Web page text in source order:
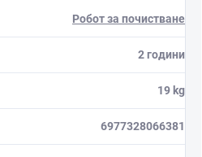
Робот за почистване
2 години
19 kg
6977328066381